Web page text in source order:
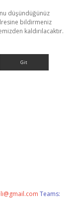
düşündüğünüz
bildirmeniz
kaldırılacaktır.
Teams: